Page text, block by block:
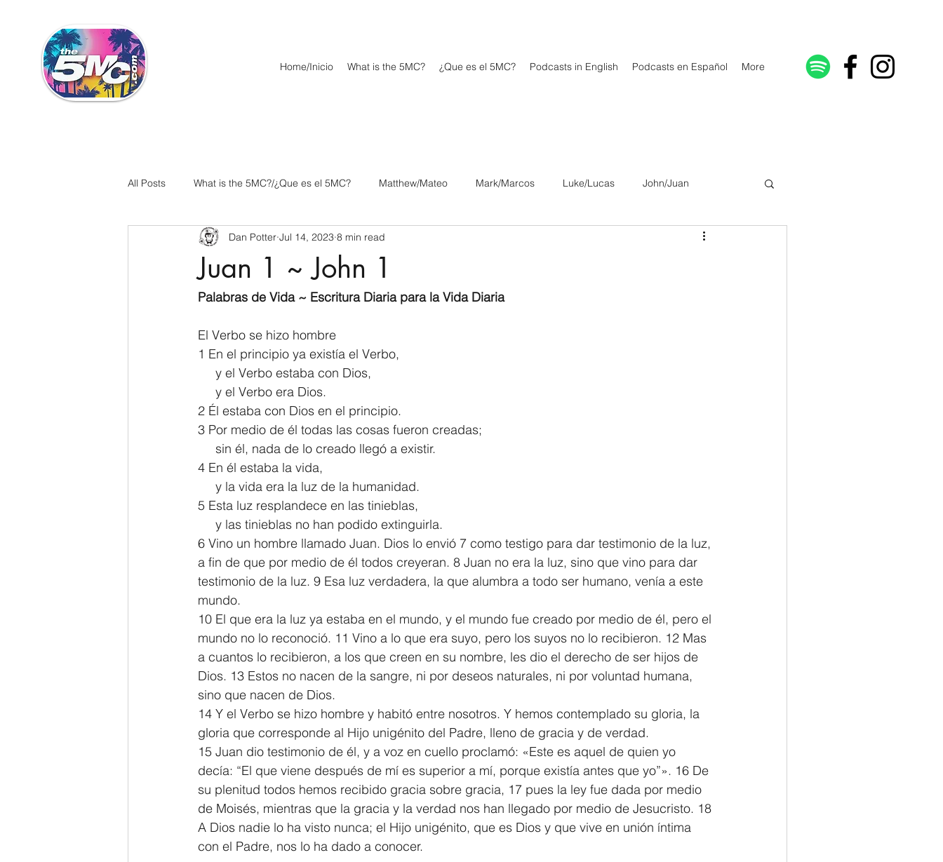
Home/Inicio What is the 5MC? ¿Que es el 5MC? Podcasts in English Podcasts en Español More
All Posts What is the 5MC?/¿Que es el 5MC? Matthew/Mateo Mark/Marcos Luke/Lucas John/Juan
Acts/Hechos Romans/Romanos 1 Corinthians/1 Corintios Galatians/Gálatas
Ephesians/Efesios Philippians/Filipenses Colossians/Colosenses
2 Thessalonians/2 Tesalonicenses 1 Timothy/1 Timoteo
Hebrews/Hebreos James/Santiago 1 Peter/1 Pedro
2 John/2 Juan 3 John/3 Juan
Juan 1 ~ John 1
Dan Potter Jul 14, 2023 8 min read
Palabras de Vida ~ Escritura Diaria para la Vida Diaria
El Verbo se hizo hombre
1 En el principio ya existía el Verbo,
     y el Verbo estaba con Dios,
     y el Verbo era Dios.
2 Él estaba con Dios en el principio.
3 Por medio de él todas las cosas fueron creadas;
     sin él, nada de lo creado llegó a existir.
4 En él estaba la vida,
     y la vida era la luz de la humanidad.
5 Esta luz resplandece en las tinieblas,
     y las tinieblas no han podido extinguirla.
6 Vino un hombre llamado Juan. Dios lo envió 7 como testigo para dar testimonio de la luz,
a fin de que por medio de él todos creyeran. 8 Juan no era la luz, sino que vino para dar
testimonio de la luz. 9 Esa luz verdadera, la que alumbra a todo ser humano, venía a este
mundo.
10 El que era la luz ya estaba en el mundo, y el mundo fue creado por medio de él, pero el
mundo no lo reconoció. 11 Vino a lo que era suyo, pero los suyos no lo recibieron. 12 Mas
a cuantos lo recibieron, a los que creen en su nombre, les dio el derecho de ser hijos de
Dios. 13 Estos no nacen de la sangre, ni por deseos naturales, ni por voluntad humana,
sino que nacen de Dios.
14 Y el Verbo se hizo hombre y habitó entre nosotros. Y hemos contemplado su gloria, la
gloria que corresponde al Hijo unigénito del Padre, lleno de gracia y de verdad.
15 Juan dio testimonio de él, y a voz en cuello proclamó: «Este es aquel de quien yo
decía: “El que viene después de mí es superior a mí, porque existía antes que yo”». 16 De
su plenitud todos hemos recibido gracia sobre gracia, 17 pues la ley fue dada por medio
de Moisés, mientras que la gracia y la verdad nos han llegado por medio de Jesucristo. 18
A Dios nadie lo ha visto nunca; el Hijo unigénito, que es Dios y que vive en unión íntima
con el Padre, nos lo ha dado a conocer.